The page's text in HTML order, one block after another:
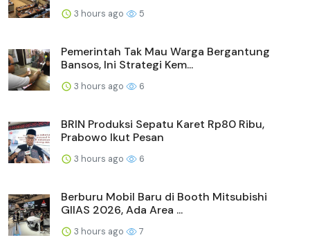
3 hours ago 5
Pemerintah Tak Mau Warga Bergantung
Bansos, Ini Strategi Kem...
3 hours ago 6
BRIN Produksi Sepatu Karet Rp80 Ribu,
Prabowo Ikut Pesan
3 hours ago 6
Berburu Mobil Baru di Booth Mitsubishi
GIIAS 2026, Ada Area ...
3 hours ago 7